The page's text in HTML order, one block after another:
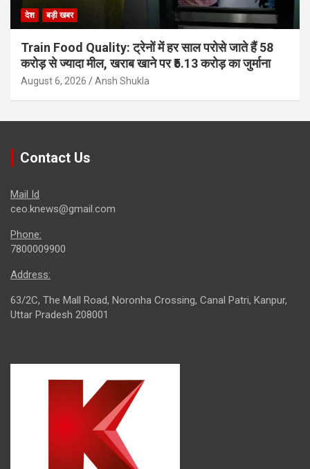
देश बड़ी खबर
Train Food Quality: ट्रेनों में हर साल परोसे जाते हैं 58
करोड़ से ज्यादा मील, खराब खाने पर ₹5.13 करोड़ का जुर्माना
August 6, 2026 Ansh Shukla
Contact Us
Mail Id
ceo.knews@gmail.com
Phone:
7800009900
Address:
63/2C, The Mall Road, Noronha Crossing, Canal Patri, Kanpur,
Uttar Pradesh 208001